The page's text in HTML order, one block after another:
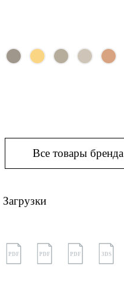
Все товары бренда
Загрузки
PDF PDF PDF 3DS